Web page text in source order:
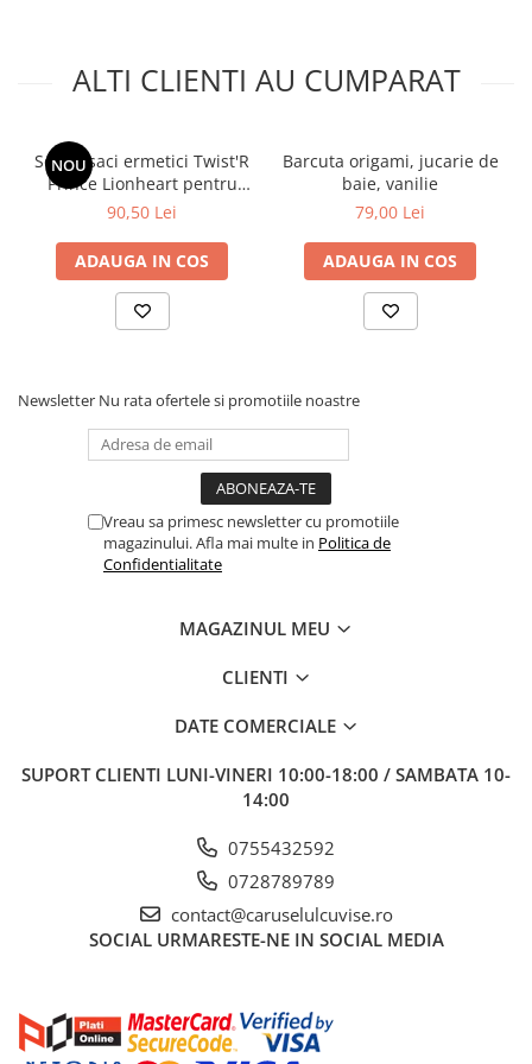
ALTI CLIENTI AU CUMPARAT
NOU
Set 10 saci ermetici Twist'R
Prince Lionheart pentru
scutece murdare
90,50 Lei
ADAUGA IN COS
Barcuta origami, jucarie de
baie, vanilie
79,00 Lei
ADAUGA IN COS
Newsletter Nu rata ofertele si promotiile noastre
Vreau sa primesc newsletter cu promotiile
magazinului. Afla mai multe in Politica de
Confidentialitate
MAGAZINUL MEU
CLIENTI
DATE COMERCIALE
SUPORT CLIENTI LUNI-VINERI 10:00-18:00 / SAMBATA 10-
14:00
0755432592
0728789789
contact@caruselulcuvise.ro
SOCIAL URMARESTE-NE IN SOCIAL MEDIA